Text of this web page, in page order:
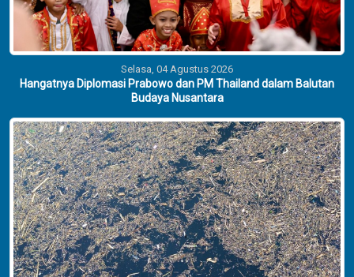
Selasa, 04 Agustus 2026
Hangatnya Diplomasi Prabowo dan PM Thailand dalam Balutan
Budaya Nusantara